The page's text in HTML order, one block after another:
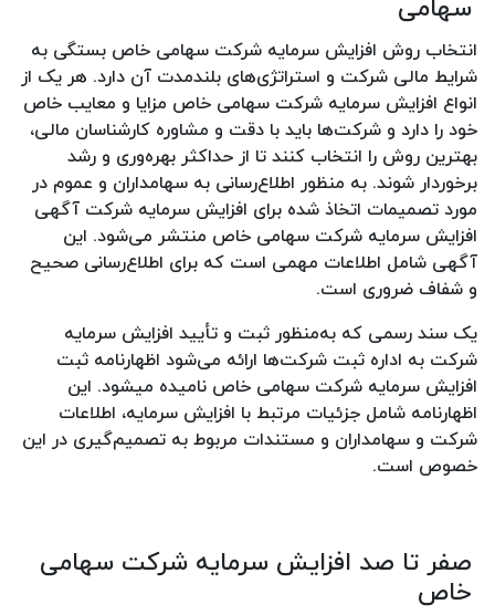
انتخاب روش افزایش سرمایه شرکت سهامی خاص بستگی به
شرایط مالی شرکت و استراتژی‌های بلندمدت آن دارد. هر یک از
انواع افزایش سرمایه شرکت سهامی خاص مزایا و معایب خاص
خود را دارد و شرکت‌ها باید با دقت و مشاوره کارشناسان مالی،
بهترین روش را انتخاب کنند تا از حداکثر بهره‌وری و رشد
برخوردار شوند. به منظور اطلاع‌رسانی به سهامداران و عموم در
مورد تصمیمات اتخاذ شده برای افزایش سرمایه شرکت آگهی
افزایش سرمایه شرکت سهامی خاص منتشر می‌شود. این
آگهی شامل اطلاعات مهمی است که برای اطلاع‌رسانی صحیح
و شفاف ضروری است.
یک سند رسمی که به‌منظور ثبت و تأیید افزایش سرمایه
شرکت به اداره ثبت شرکت‌ها ارائه می‌شود اظهارنامه ثبت
افزایش سرمایه شرکت سهامی خاص نامیده میشود. این
اظهارنامه شامل جزئیات مرتبط با افزایش سرمایه، اطلاعات
شرکت و سهامداران و مستندات مربوط به تصمیم‌گیری در این
خصوص است.
صفر تا صد افزایش سرمایه شرکت سهامی
خاص